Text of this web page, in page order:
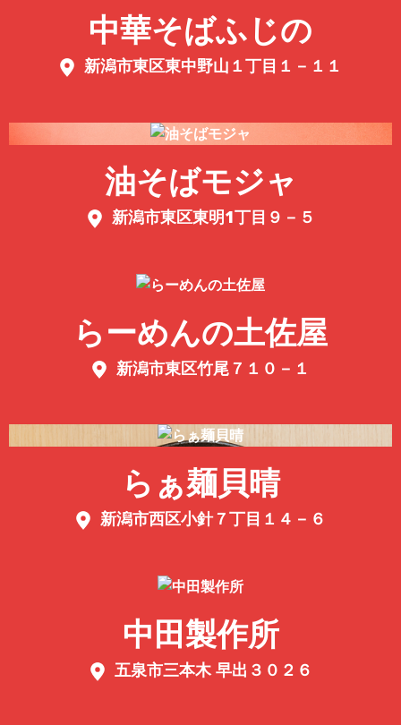
中華そばふじの
新潟市東区東中野山１丁目１－１１
油そばモジャ
新潟市東区東明1丁目９－５
らーめんの土佐屋
新潟市東区竹尾７１０－１
らぁ麺貝晴
新潟市西区小針７丁目１４－６
中田製作所
五泉市三本木 早出３０２６